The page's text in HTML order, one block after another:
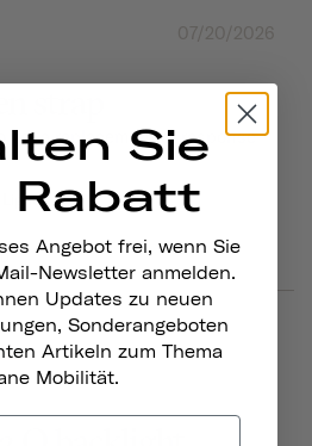
07/20/2026
get a replacement or response
Lights
06/16/2026
Sie
Rabatt
Angebot frei, wenn Sie
Newsletter anmelden.
Updates zu neuen
Sonderangeboten
Artikeln zum Thema
Mobilität.